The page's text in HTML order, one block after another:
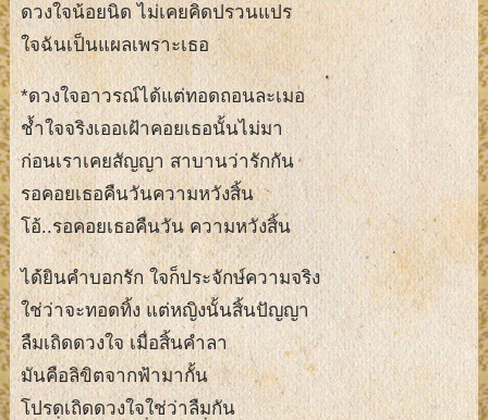
ดวงใจน้อยนิด ไม่เคยคิดปรวนแปร
ใจฉันเป็นแผลเพราะเธอ
*ดวงใจอาวรณ์ได้แต่ทอดถอนละเมอ
ช้ำใจจริงเออเฝ้าคอยเธอนั้นไม่มา
ก่อนเราเคยสัญญา สาบานว่ารักกัน
รอคอยเธอคืนวันความหวังสิ้น
โอ้..รอคอยเธอคืนวัน ความหวังสิ้น
ได้ยินคำบอกรัก ใจก็ประจักษ์ความจริง
ใช่ว่าจะทอดทิ้ง แต่หญิงนั้นสิ้นปัญญา
ลืมเถิดดวงใจ เมื่อสิ้นคำลา
มันคือลิขิตจากฟ้ามากั้น
โปรดเถิดดวงใจใช่ว่าลืมกัน